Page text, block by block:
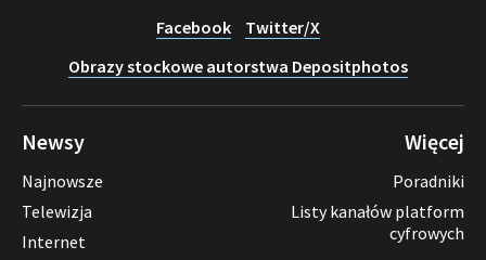
Facebook
Twitter/X
Obrazy stockowe autorstwa Depositphotos
Newsy
Najnowsze
Telewizja
Internet
Więcej
Poradniki
Listy kanałów platform
cyfrowych